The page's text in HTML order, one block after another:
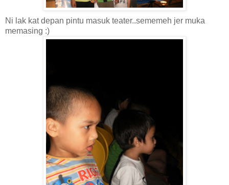
Ni lak kat depan pintu masuk teater..sememeh jer muka
memasing :)